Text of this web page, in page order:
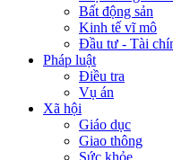
Bất động sản
Kinh tế vĩ mô
Đầu tư - Tài
Pháp luật
Điều tra
Vụ án
Xã hội
Giáo dục
Giao thông